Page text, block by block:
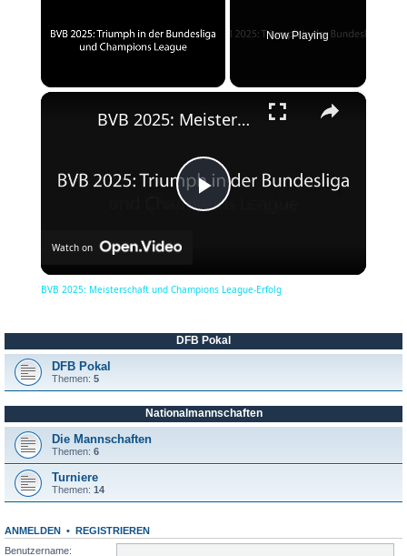
Now Playing
×
P
V
d
BVB 2025: Meisterschaft und Champions League-Erfolg
Watch on
BVB 2025: Meisterschaft und Champions League-Erfolg
DFB Pokal
DFB Pokal
Themen: 5
Nationalmannschaften
Die Mannschaften
Themen: 6
Turniere
Themen: 14
ANMELDEN •
REGISTRIEREN
Benutzername: